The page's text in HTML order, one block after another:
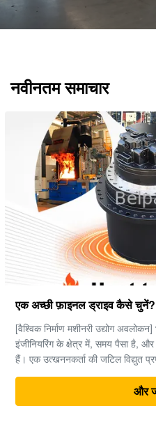
नवीनतम समाचार
चीन में सबसे अच्छा हाइड्रोलिक खुदाई
बेलपार्ट्स मशीनरी लिमिटेड उच्च-
पुर्जों में विशेषज्ञता रखने वाली एक
स्थापित और गुआंगज़ौ के प्रमुख
दुनिया भर में भारी उपकरण समाधानों के
और